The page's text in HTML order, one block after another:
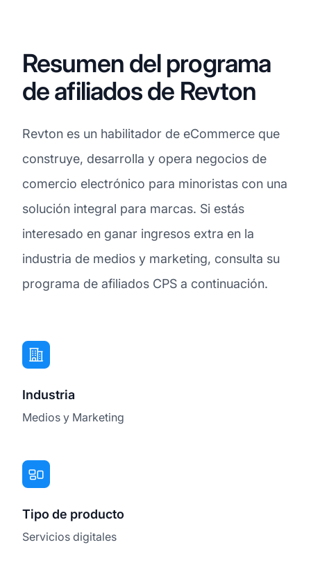
Resumen del programa
de afiliados de Revton
Revton es un habilitador de eCommerce que
construye, desarrolla y opera negocios de
comercio electrónico para minoristas con una
solución integral para marcas. Si estás
interesado en ganar ingresos extra en la
industria de medios y marketing, consulta su
programa de afiliados CPS a continuación.
Industria
Medios y Marketing
Tipo de producto
Servicios digitales